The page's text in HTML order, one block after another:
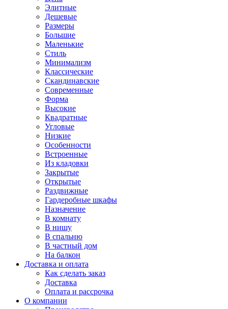
Элитные
Дешевые
Размеры
Большие
Маленькие
Стиль
Минимализм
Классические
Скандинавские
Современные
Форма
Высокие
Квадратные
Угловые
Низкие
Особенности
Встроенные
Из кладовки
Закрытые
Открытые
Раздвижные
Гардеробные шкафы
Назначение
В комнату
В нишу
В спальню
В частный дом
На балкон
Доставка и оплата
Как сделать заказ
Доставка
Оплата и рассрочка
О компании